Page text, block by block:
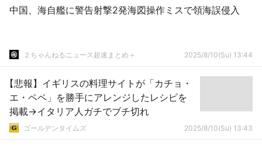
中国、海自艦に警告射撃2発海図操作ミスで領海誤侵入
２ちゃんねるニュース超速まとめ＋ 2025/8/10(Su) 13:44
【悲報】イギリスの料理サイトが「カチョ・
エ・ペペ」を勝手にアレンジしたレシピを
掲載→イタリア人ガチでブチ切れ
ゴールデンタイムズ 2025/8/10(Su) 13:43